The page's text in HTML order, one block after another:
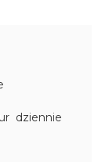
dziennie